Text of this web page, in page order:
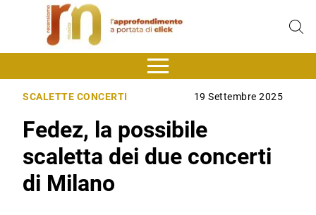
SCALETTE CONCERTI 19 Settembre 2025
Fedez, la possibile
scaletta dei due concerti
di Milano